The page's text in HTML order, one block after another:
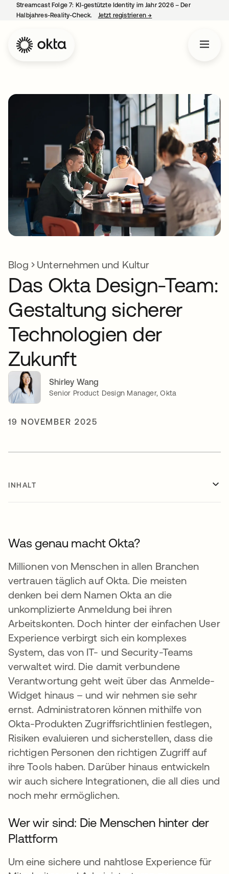
Streamcast Folge 7: KI-gestützte Identity im Jahr 2026 – Der
Halbjahres-Reality-Check.
Jetzt registrieren→
Blog Unternehmen und Kultur
Das Okta Design-Team:
Gestaltung sicherer
Technologien der
Zukunft
Shirley Wang
Senior Product Design Manager, Okta
19 NOVEMBER 2025
INHALT
Was genau macht Okta?
Millionen von Menschen in allen Branchen
vertrauen täglich auf Okta. Die meisten
denken bei dem Namen Okta an die
unkomplizierte Anmeldung bei ihren
Arbeitskonten. Doch hinter der einfachen User
Experience verbirgt sich ein komplexes
System, das von IT- und Security-Teams
verwaltet wird. Die damit verbundene
Verantwortung geht weit über das Anmelde-
Widget hinaus – und wir nehmen sie sehr
ernst. Administratoren können mithilfe von
Okta-Produkten Zugriffsrichtlinien festlegen,
Risiken evaluieren und sicherstellen, dass die
richtigen Personen den richtigen Zugriff auf
ihre Tools haben. Darüber hinaus entwickeln
wir auch sichere Integrationen, die all dies und
noch mehr ermöglichen.
Wer wir sind: Die Menschen hinter der
Plattform
Um eine sichere und nahtlose Experience für